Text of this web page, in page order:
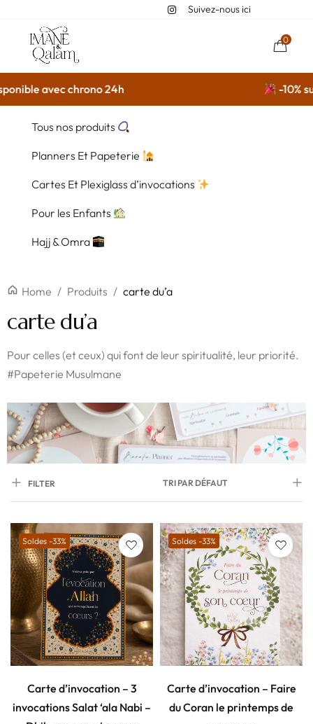
Suivez-nous ici
0
avec chrono 24h -10%
Tous nos produits
Planners Et Papeterie
Cartes Et Plexiglass d’invocations
Pour les Enfants
Hajj & Omra
Home / Produits / carte du’a
carte du’a
Pour celles (et ceux) qui font de leur spiritualité, leur priorité.
#Papeterie Musulmane
FILTER TRI PAR DÉFAUT
Soldes -33%
Carte d’invocation – 3
invocations Salat ‘ala Nabi –
Soldes -33%
Carte d’invocation – Faire
du Coran le printemps de